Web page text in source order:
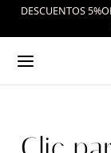
DESCUENTOS